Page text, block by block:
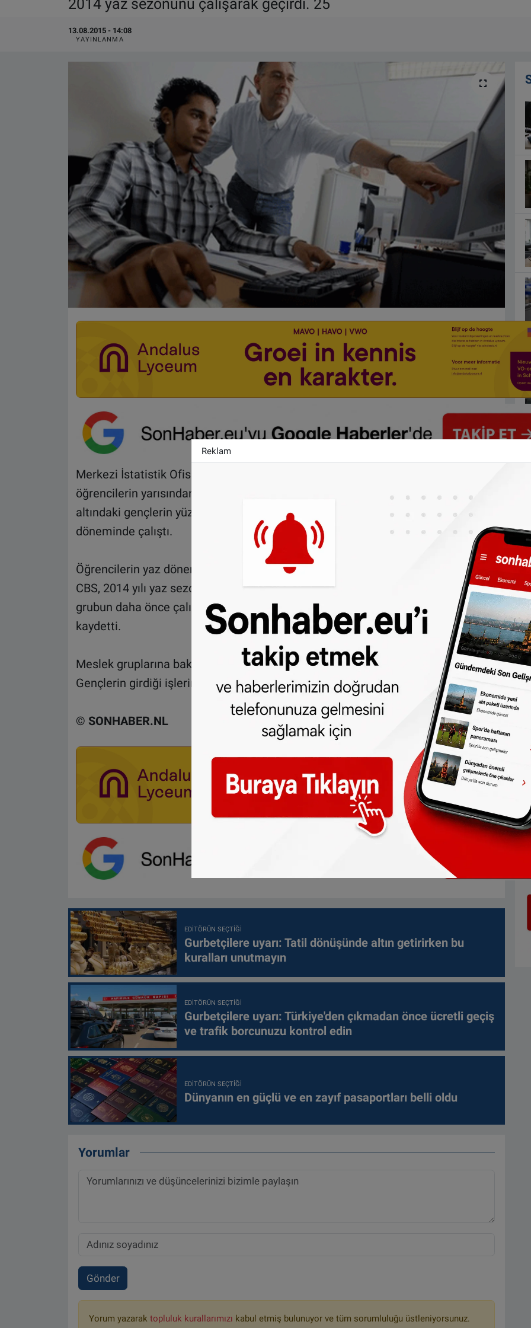
2014 yaz sezonunu çalışarak geçirdi. 25
13.08.2015 - 14:08
YAYINLANMA
Merkezi İstatistik Ofisi (CBS) verilerine göre 2013 yılına göre az da olsa
öğrencilerin yarısından fazlası 2014 yaz sezonunu çalışarak geçirdi. 25 yaş
altındaki gençlerin yüzde 56,2’si 2013 yılında yüzde 55.4 ise 2014 yılında yaz
döneminde çalıştı.
Öğrencilerin yaz döneminde ortalama olarak haftada 14 saat çalıştığını belirten
CBS, 2014 yılı yaz sezonu başında 124 bin gencin çalışmaya başladığını, bu
grubun daha önce çalışma hayatı ile tanışmamış gençlerden oluştuğunu
kaydetti.
Meslek gruplarına bakıldığında ise yapılan işlerde pek değişiklik olmadı.
Gençlerin girdiği işlerin başında süpermarketler ve horeca sektörü geldi.
© SONHABER.NL
EDITÖRÜN SEÇTIĞI
Gurbetçilere uyarı: Tatil dönüşünde altın getirirken bu
kuralları unutmayın
EDITÖRÜN SEÇTIĞI
Gurbetçilere uyarı: Türkiye'den çıkmadan önce ücretli geçiş
ve trafik borcunuzu kontrol edin
EDITÖRÜN SEÇTIĞI
Dünyanın en güçlü ve en zayıf pasaportları belli oldu
Yorumlar
Gönder
Yorum yazarak topluluk kurallarımızı kabul etmiş bulunuyor ve tüm sorumluluğu üstleniyorsunuz.
Reklam